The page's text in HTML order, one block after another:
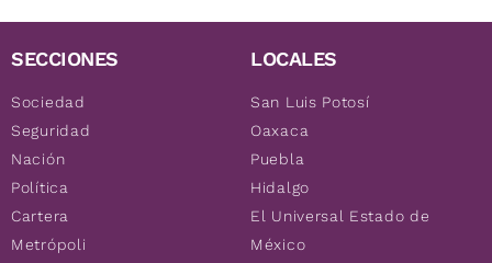
SECCIONES
Sociedad
Seguridad
Nación
Política
Cartera
Metrópoli
LOCALES
San Luis Potosí
Oaxaca
Puebla
Hidalgo
El Universal Estado de
México